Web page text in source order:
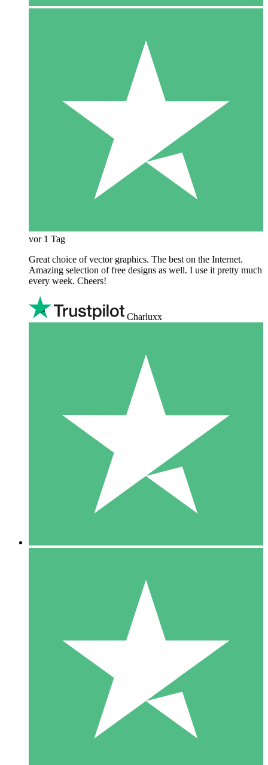
vor 1 Tag
Great choice of vector graphics. The best on the Internet.
Amazing selection of free designs as well. I use it pretty much
every week. Cheers!
Charluxx